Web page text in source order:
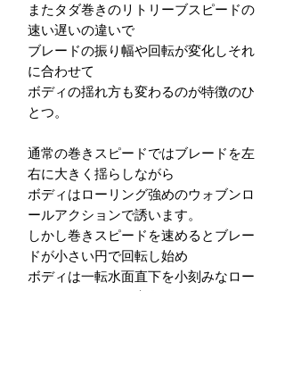
またタダ巻きのリトリーブスピードの
速い遅いの違いで
ブレードの振り幅や回転が変化しそれ
に合わせて
ボディの揺れ方も変わるのが特徴のひ
とつ。
通常の巻きスピードではブレードを左
右に大きく揺らしながら
ボディはローリング強めのウォブンロ
ールアクションで誘います。
しかし巻きスピードを速めるとブレー
ドが小さい円で回転し始め
ボディは一転水面直下を小刻みなロー